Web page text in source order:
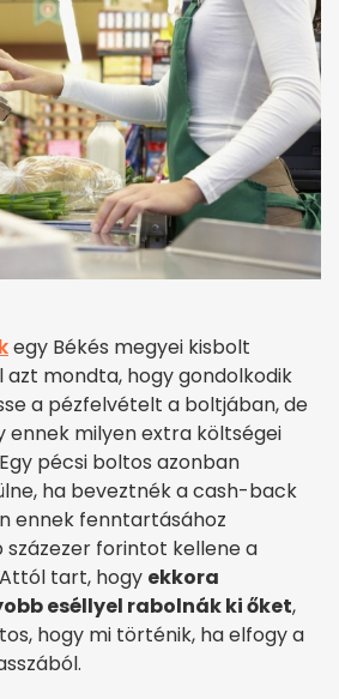
egy Békés megyei kisbolt
azt mondta, hogy gondolkodik
a pézfelvételt a boltjában, de
ennek milyen extra költségei
pécsi boltos azonban
ha beveztnék a cash-back
ennek fenntartásához
forintot kellene a
tart, hogy ekkora
eséllyel rabolnák ki őket,
hogy mi történik, ha elfogy a